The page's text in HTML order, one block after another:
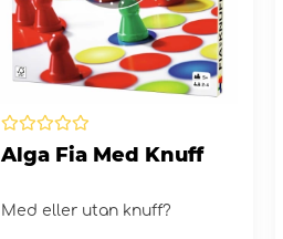
Alga Fia Med Knuff
Med eller utan knuff?